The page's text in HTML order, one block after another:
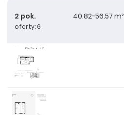
2 pok.
oferty: 6
40.82-56.57 m²